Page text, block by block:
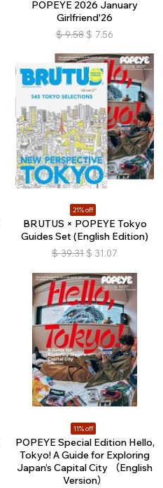
POPEYE 2026 January
Girlfriend'26
$ 9.58 $ 7.56
21% off
BRUTUS × POPEYE Tokyo
Guides Set (English Edition)
$ 39.31 $ 31.07
11% off
POPEYE Special Edition Hello,
Tokyo! A Guide for Exploring
Japan’s Capital City （English
Version）